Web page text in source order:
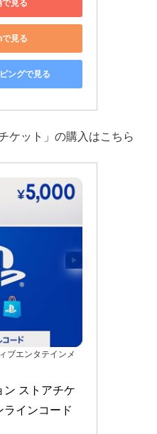
見る
見る
ングで見る
ケット」の購入はこちら
ブエンタテインメ
ン ストアチケ
ラインコード